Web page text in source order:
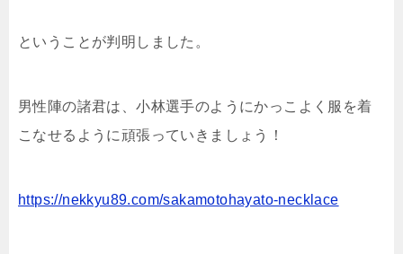
ということが判明しました。
男性陣の諸君は、小林選手のようにかっこよく服を着
こなせるように頑張っていきましょう！
https://nekkyu89.com/sakamotohayato-necklace